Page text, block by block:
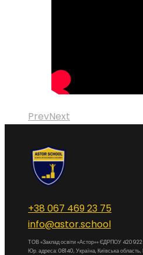
PrevNext
+38 067 469 23 75
info@astor.school
ТОВ «Заклад освіти «Астор»» ЄДРПОУ
Юр. адреса: 08140, Україна, Київська